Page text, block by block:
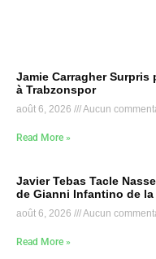
Jamie Carragher Surpris
à Trabzonspor
août 6, 2026 Aucun
Read More »
Javier Tebas Tacle
de Gianni Infantino de la
août 6, 2026 Aucun
Read More »